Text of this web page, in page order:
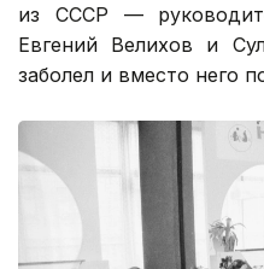
из СССР —
Евгений Велихов и
заболел и вместо него